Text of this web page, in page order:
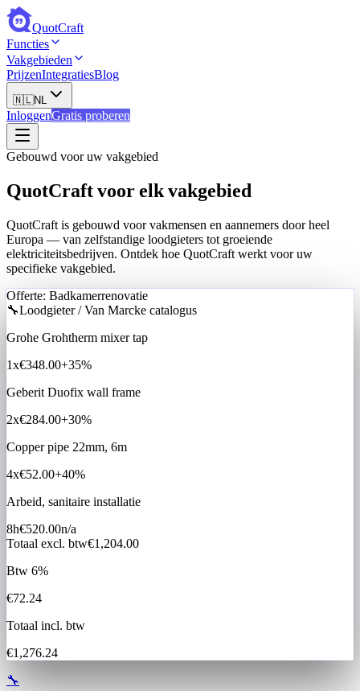
QuotCraft
Functies
Vakgebieden
PrijzenIntegratiesBlog
🇳🇱NL
InloggenGratis proberen
Gebouwd voor uw vakgebied
QuotCraft voor elk vakgebied
QuotCraft is gebouwd voor vakmensen en aannemers door heel
Europa — van zelfstandige loodgieters tot groeiende
elektriciteitsbedrijven. Ontdek hoe QuotCraft werkt voor uw
specifieke vakgebied.
Offerte: Badkamerrenovatie
🔧Loodgieter / Van Marcke catalogus
Grohe Grohtherm mixer tap
1x€348.00+35%
Geberit Duofix wall frame
2x€284.00+30%
Copper pipe 22mm, 6m
4x€52.00+40%
Arbeid, sanitaire installatie
8h€520.00n/a
Totaal excl. btw€1,204.00
Btw 6%
€72.24
Totaal incl. btw
€1,276.24
🔧